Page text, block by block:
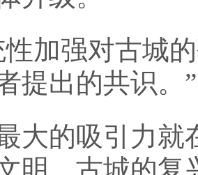
强对古城的
提出的共识。”
的吸引力就